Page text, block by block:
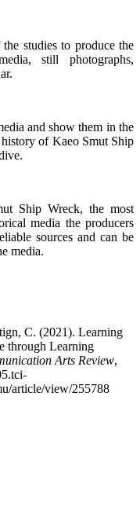
studies to produce the
still photographs,
and show them in the
history of Kaeo Smut Ship
Ship Wreck, the most
media the producers
sources and can be
media.
C. (2021). Learning
through Learning
Arts Review,
article/view/255788